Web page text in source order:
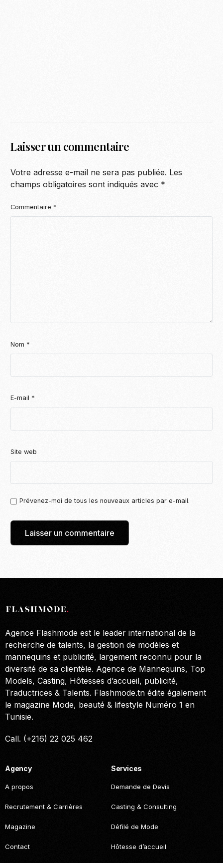
Laisser un commentaire
Votre adresse e-mail ne sera pas publiée. Les
champs obligatoires sont indiqués avec *
Commentaire *
Nom *
E-mail *
Site web
Prévenez-moi de tous les nouveaux articles par e-mail.
Agence Flashmode est le leader international de la
recherche de talents, la gestion de modèles et
mannequins et publicité, largement reconnu pour la
diversité de sa clientèle. Agence de Mannequins, Top
Models, Casting, Hôtesses d’accueil, publicité,
Traductrices & Talents. Flashmode.tn édite également
le magazine Mode, beauté & lifestyle Numéro 1 en
Tunisie.
Call. (+216) 22 025 462
Agency
A propos
Recrutement & Carrières
Magazine
Contact
Services
Demande de Devis
Casting & Consulting
Défilé de Mode
Hôtesse d’accueil